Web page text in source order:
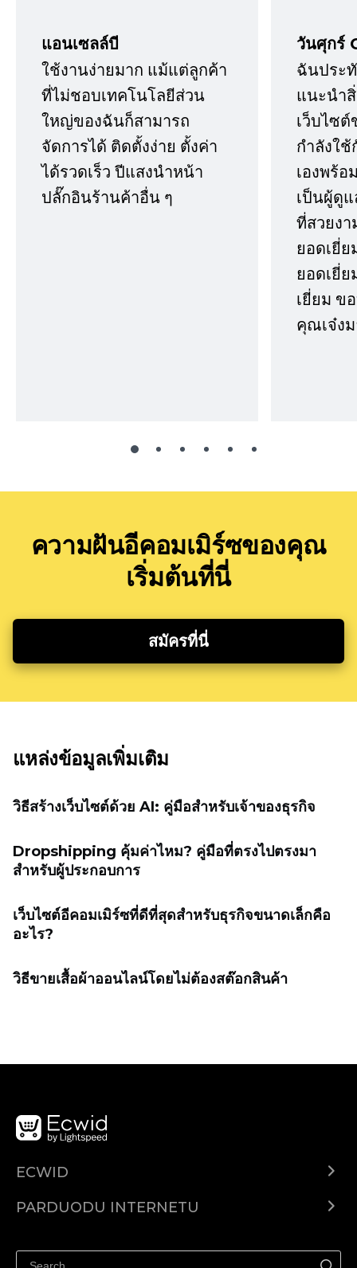
แอนเซลล์บี
ใช้งานง่ายมาก แม้แต่ลูกค้า
ที่ไม่ชอบเทคโนโลยีส่วน
ใหญ่ของฉันก็สามารถ
จัดการได้ ติดตั้งง่าย ตั้งค่า
ได้รวดเร็ว ปีแสงนำหน้า
ปลั๊กอินร้านค้าอื่น ๆ
วันศุกร์
ฉันประ
แนะนำ
เว็บไซ
กำลังใ
เองพร้
เป็นผู้ดูแ
ที่สวยง
ยอดเยี่ย
ยอดเยี่
เยี่ยม ข
คุณเจ๋ง
ความฝันอีคอมเมิร์ซของคุณ
เริ่มต้นที่นี่
สมัครที่นี่
แหล่งข้อมูลเพิ่มเติม
วิธีสร้างเว็บไซต์ด้วย AI: คู่มือสำหรับเจ้าของธุรกิจ
Dropshipping คุ้มค่าไหม? คู่มือที่ตรงไปตรงมา
สำหรับผู้ประกอบการ
เว็บไซต์อีคอมเมิร์ซที่ดีที่สุดสำหรับธุรกิจขนาดเล็กคือ
อะไร?
วิธีขายเสื้อผ้าออนไลน์โดยไม่ต้องสต๊อกสินค้า
ECWID
Kainodara
PARDUODU INTERNETU
Parduodu Facebook